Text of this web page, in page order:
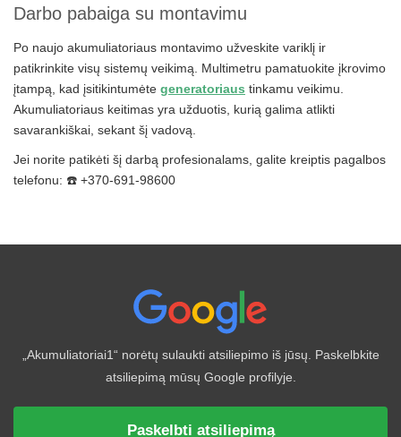
Darbo pabaiga su montavimu
Po naujo akumuliatoriaus montavimo užveskite variklį ir
patikrinkite visų sistemų veikimą. Multimetru pamatuokite įkrovimo
įtampą, kad įsitikintumėte generatoriaus tinkamu veikimu.
Akumuliatoriaus keitimas yra užduotis, kurią galima atlikti
savarankiškai, sekant šį vadovą.
Jei norite patikėti šį darbą profesionalams, galite kreiptis pagalbos
telefonu: ☎️ +370-691-98600
„Akumuliatoriai1“ norėtų sulaukti atsiliepimo iš jūsų. Paskelbkite
atsiliepimą mūsų Google profilyje.
Paskelbti atsiliepimą